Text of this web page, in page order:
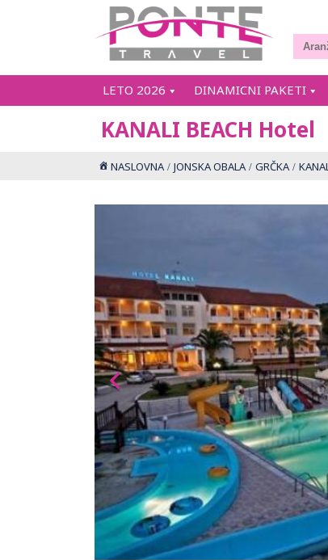
LETO 2026 DINAMICNI PAKETI
KANALI BEACH Hotel
NASLOVNA JONSKA OBALA GRČKA